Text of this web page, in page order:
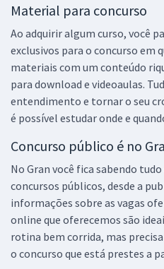
Material para concurso
Ao adquirir algum curso, você
exclusivos para o concurso em
materiais com um conteúdo
para download e videoaulas.
entendimento e tornar o seu
é possível estudar onde e
Concurso público é no
No Gran você fica sabendo
concursos públicos, desde a
informações sobre as vagas
online que oferecemos são
rotina bem corrida, mas
o concurso que está prestes a